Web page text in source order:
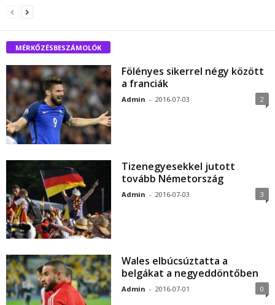
MÉRKŐZÉSBESZÁMOLÓK
Fölényes sikerrel négy között
a franciák
Admin - 2016-07-03 2
Tizenegyesekkel jutott
tovább Németország
Admin - 2016-07-03 3
Wales elbúcsúztatta a
belgákat a negyeddöntőben
Admin - 2016-07-01 0